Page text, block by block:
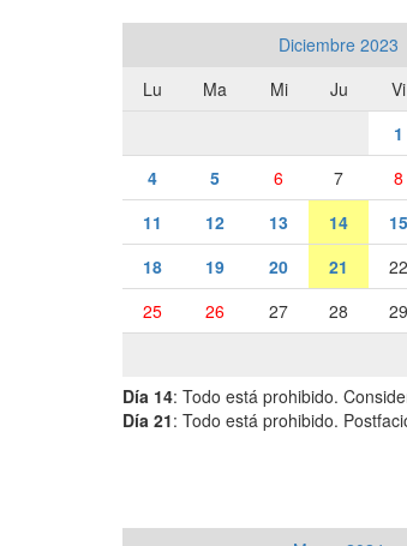
Diciembre 2023
Lu
Ma Mi Ju Vi
1
4
5 6 7 8
11
12 13 14 15
18
19 20 21 22
25
26 27 28 29
Día 14: Todo está prohibido.
Día 21: Todo está prohibido.